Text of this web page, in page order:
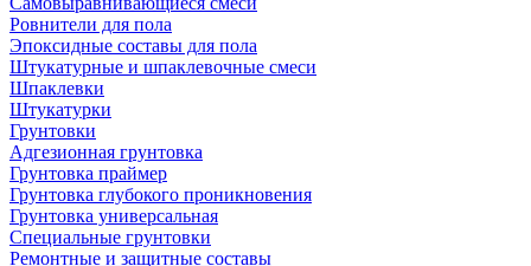
Ровнители для пола
Эпоксидные составы для пола
Штукатурные и шпаклевочные смеси
Шпаклевки
Штукатурки
Грунтовки
Адгезионная грунтовка
Грунтовка праймер
Грунтовка глубокого проникновения
Грунтовка универсальная
Специальные грунтовки
Ремонтные и защитные составы